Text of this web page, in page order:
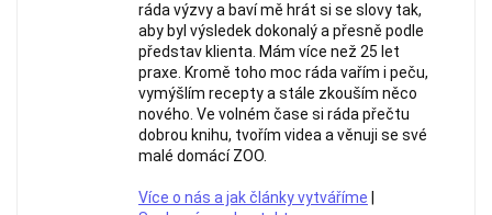
ráda výzvy a baví mě hrát si se slovy tak,
aby byl výsledek dokonalý a přesně podle
představ klienta. Mám více než 25 let
praxe. Kromě toho moc ráda vařím i peču,
vymýšlím recepty a stále zkouším něco
nového. Ve volném čase si ráda přečtu
dobrou knihu, tvořím videa a věnuji se své
malé domácí ZOO.
Více o nás a jak články vytváříme